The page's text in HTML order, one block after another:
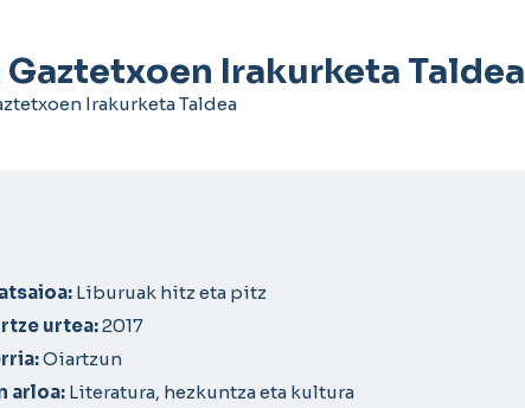
Irakurketa Taldea
Irakurketa Taldea
Liburuak hitz eta pitz
urtea:2017
Oiartzun
arloa: Literatura, hezkuntza eta kultura